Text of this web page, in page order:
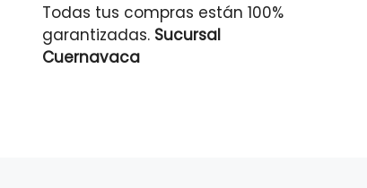
Todas tus compras están 100%
garantizadas. Sucursal
Cuernavaca